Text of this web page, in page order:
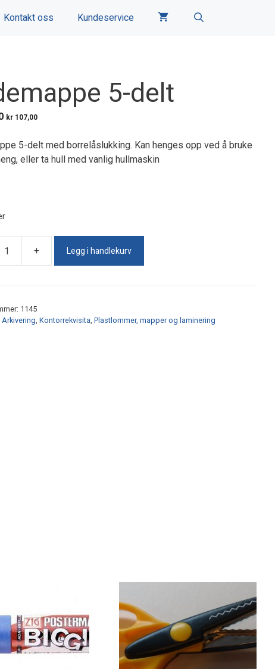
Kontakt oss Kundeservice
5-delt
kr107,00
5-delt med borrelåslukking. Kan henges opp ved å bruke
eller ta hull med vanlig hullmaskin
+ Legg i handlekurv
1145
Arkivering, Kontorrekvisita, Plastlommer, mapper og laminering